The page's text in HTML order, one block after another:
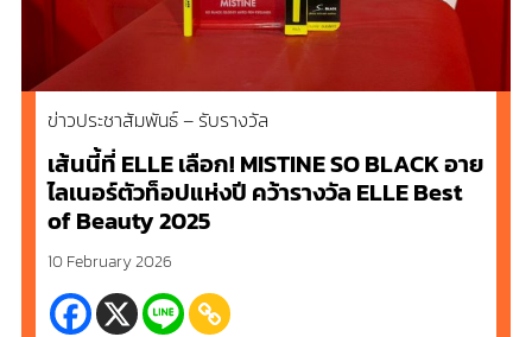
ข่าวประชาสัมพันธ์ – รับรางวัล
เส้นนี้ที่ ELLE เลือก! MISTINE SO BLACK อาย
ไลเนอร์ตัวท็อปแห่งปี คว้ารางวัล ELLE Best
of Beauty 2025
10 February 2026